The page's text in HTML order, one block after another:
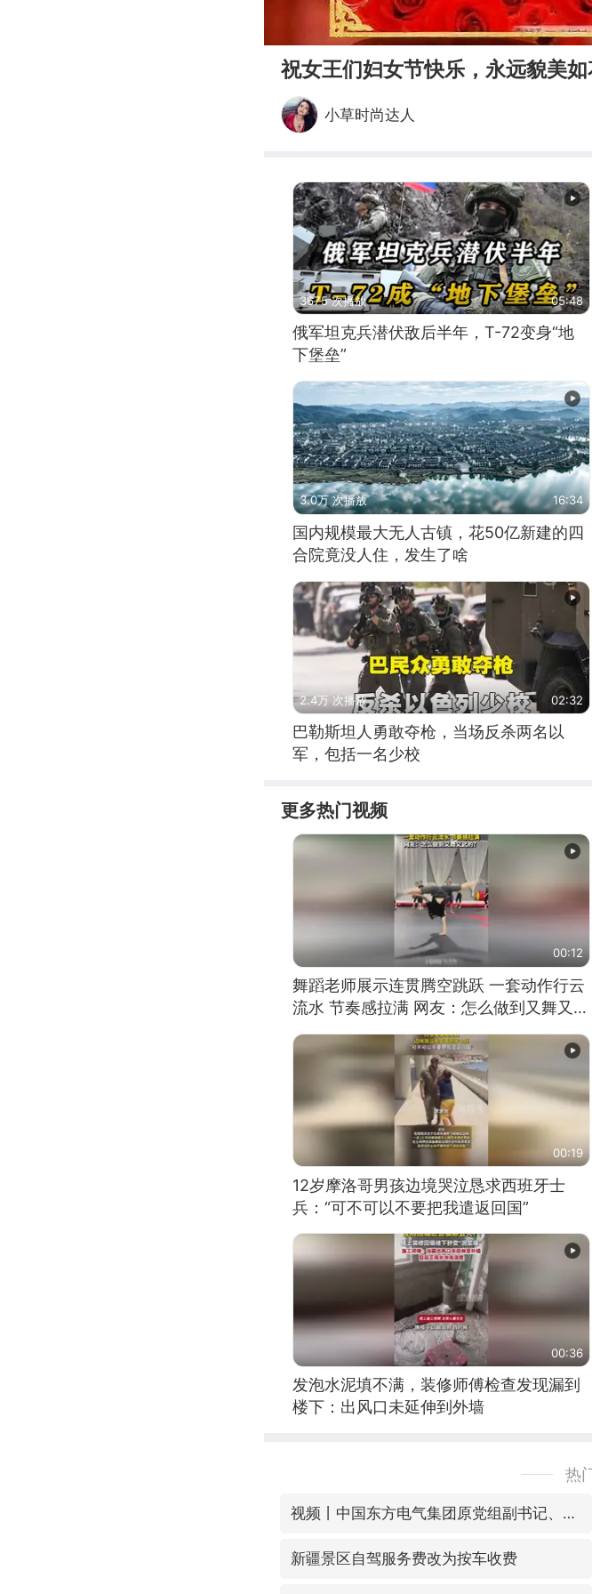
祝女王们妇女节快乐，永远貌美
小草时尚达人
3675 次播放 05:48
俄军坦克兵潜伏敌后半年，T-72变身“地
下堡垒”
3.0万 次播放 16:34
国内规模最大无人古镇，花50亿新建的四
合院竟没人住，发生了啥
2.4万 次播放 02:32
巴勒斯坦人勇敢夺枪，当场反杀两名以
军，包括一名少校
更多热门视频
00:12
舞蹈老师展示连贯腾空跳跃 一套动作行云
流水 节奏感拉满 网友：怎么做到又舞又武
00:19
12岁摩洛哥男孩边境哭泣恳求西班牙士
兵：“可不可以不要把我遣返回国”
00:36
发泡水泥填不满，装修师傅检查发现漏到
楼下：出风口未延伸到外墙
热
视频丨中国东方电气集团原党组副书记、董事宋致远被查
新疆景区自驾服务费改为按车收费